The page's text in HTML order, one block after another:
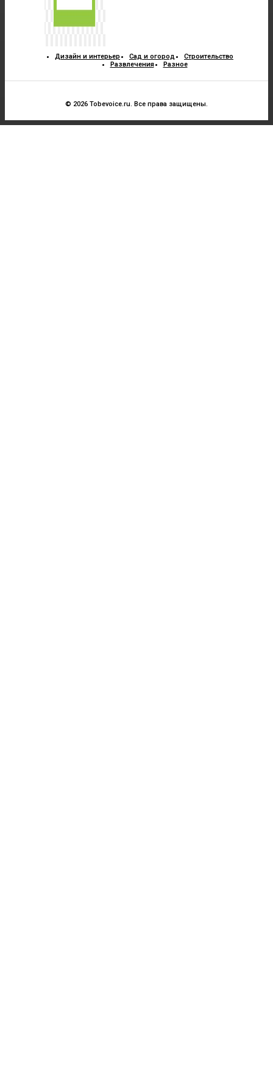
Дизайн и интерьер Сад и огород
Строительство
Развлечения
Разное
© 2026 Tobevoice.ru. Все права защищены.